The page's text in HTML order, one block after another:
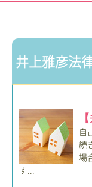
井上雅彦法
自
続
場
す...